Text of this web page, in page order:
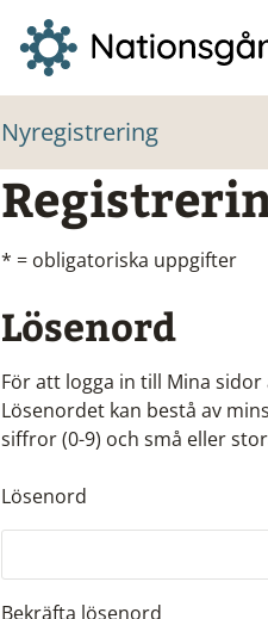
Nyregistrering
* = obligatoriska uppgifter
Lösenord
För att logga in till Mina
Lösenordet kan bestå av
siffror (0-9) och små eller
Lösenord
Bekräfta lösenord